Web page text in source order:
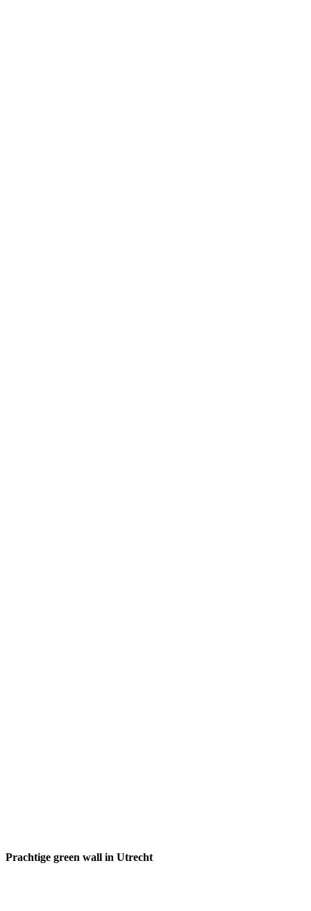
Prachtige green wall in Utrecht